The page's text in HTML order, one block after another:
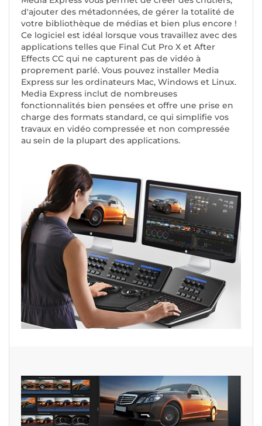
d'ajouter des métadonnées, de gérer la totalité de
votre bibliothèque de médias et bien plus encore !
Ce logiciel est idéal lorsque vous travaillez avec des
applications telles que Final Cut Pro X et After
Effects CC qui ne capturent pas de vidéo à
proprement parlé. Vous pouvez installer Media
Express sur les ordinateurs Mac, Windows et Linux.
Media Express inclut de nombreuses
fonctionnalités bien pensées et offre une prise en
charge des formats standard, ce qui simplifie vos
travaux en vidéo compressée et non compressée
au sein de la plupart des applications.